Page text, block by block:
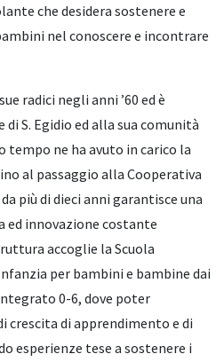
che desidera sostenere e
nel conoscere e incontrare
radici negli anni ’60 ed è
S. Egidio ed alla sua comunità
tempo ne ha avuto in carico la
al passaggio alla Cooperativa
più di dieci anni garantisce una
ed innovazione costante
accoglie la Scuola
per bambini e bambine dai
0-6, dove poter
crescita di apprendimento e di
esperienze tese a sostenere i